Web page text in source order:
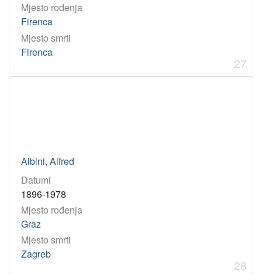
Mjesto rođenja
Firenca
Mjesto smrti
Firenca
27
Albini, Alfred
Datumi
1896-1978
Mjesto rođenja
Graz
Mjesto smrti
Zagreb
28